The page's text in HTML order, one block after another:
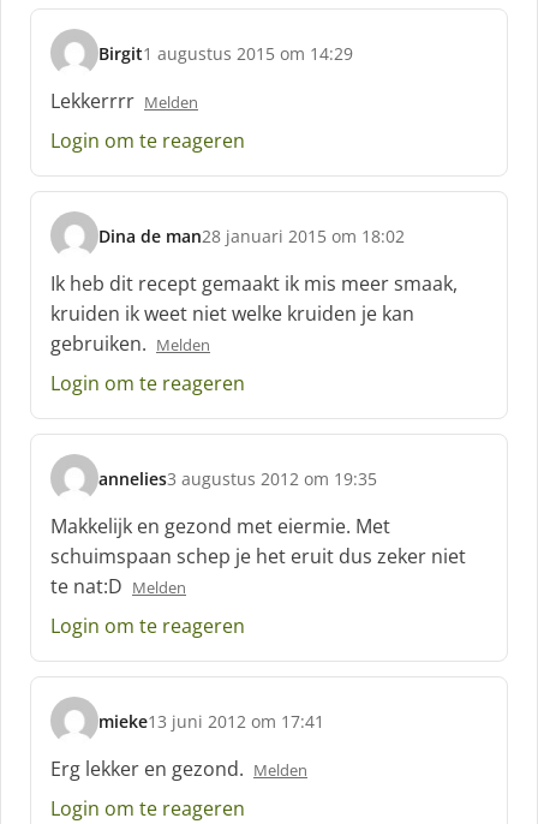
Birgit
s
c
h
r
e
f
:
1 augustus 2015 om 14:29
Lekkerrrr Melden
Login om te reageren
Dina de man
s
c
h
r
e
e
:
28 januari 2015 om 18:02
Ik heb dit recept gemaakt ik mis meer smaak,
kruiden ik weet niet welke kruiden je kan
gebruiken. Melden
Login om te reageren
annelies
s
c
h
r
e
e
:
3 augustus 2012 om 19:35
Makkelijk en gezond met eiermie. Met
schuimspaan schep je het eruit dus zeker niet
te nat:D Melden
Login om te reageren
mieke
s
c
h
r
13 juni 2012 om 17:41
Erg lekker en gezond. Melden
Login om te reageren